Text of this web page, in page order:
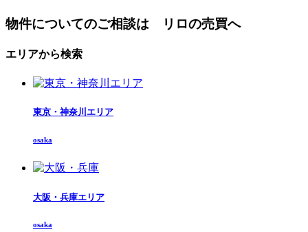
物件についてのご相談は リロの売買へ
エリアから検索
東京・神奈川エリア
osaka
大阪・兵庫エリア
osaka